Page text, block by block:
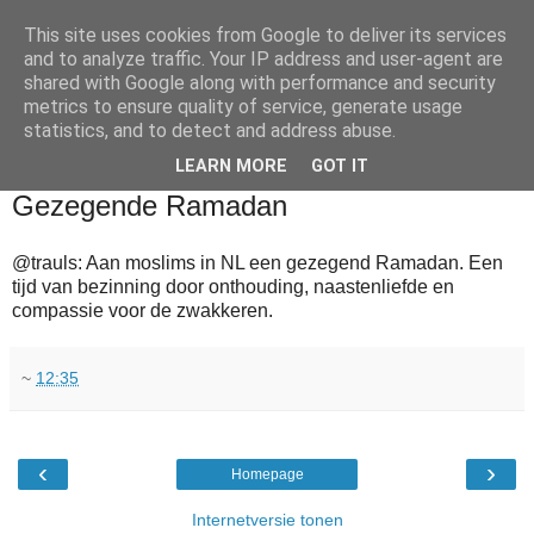
Gezegende Ramadan
@trauls: Aan moslims in NL een gezegend Ramadan. Een
tijd van bezinning door onthouding, naastenliefde en
compassie voor de zwakkeren.
~ 12:35
‹ ›
Homepage
Internetversie tonen
This site uses cookies from Google to deliver its services
and to analyze traffic. Your IP address and user-agent are
shared with Google along with performance and security
metrics to ensure quality of service, generate usage
statistics, and to detect and address abuse.
LEARN MORE GOT IT